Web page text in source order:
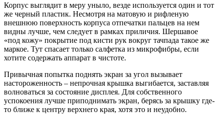
Корпус выглядит в меру уныло, везде используется один и тот
же черный пластик. Несмотря на матовую и рифленую
внешнюю поверхность корпуса отпечатки пальцев на нем
видны лучше, чем следует в рамках приличия. Шершавое
«под кожу» покрытие под кисти рук вокруг тачпада такое же
маркое. Тут спасает только салфетка из микрофибры, если
хотите содержать аппарат в чистоте.
Привычная попытка поднять экран за угол вызывает
настороженность – непрочная крышка выгибается, заставляя
волноваться за состояние дисплея. Для собственного
успокоения лучше приподнимать экран, берясь за крышку где-
то ближе к центру верхнего края, хотя это и неудобно.